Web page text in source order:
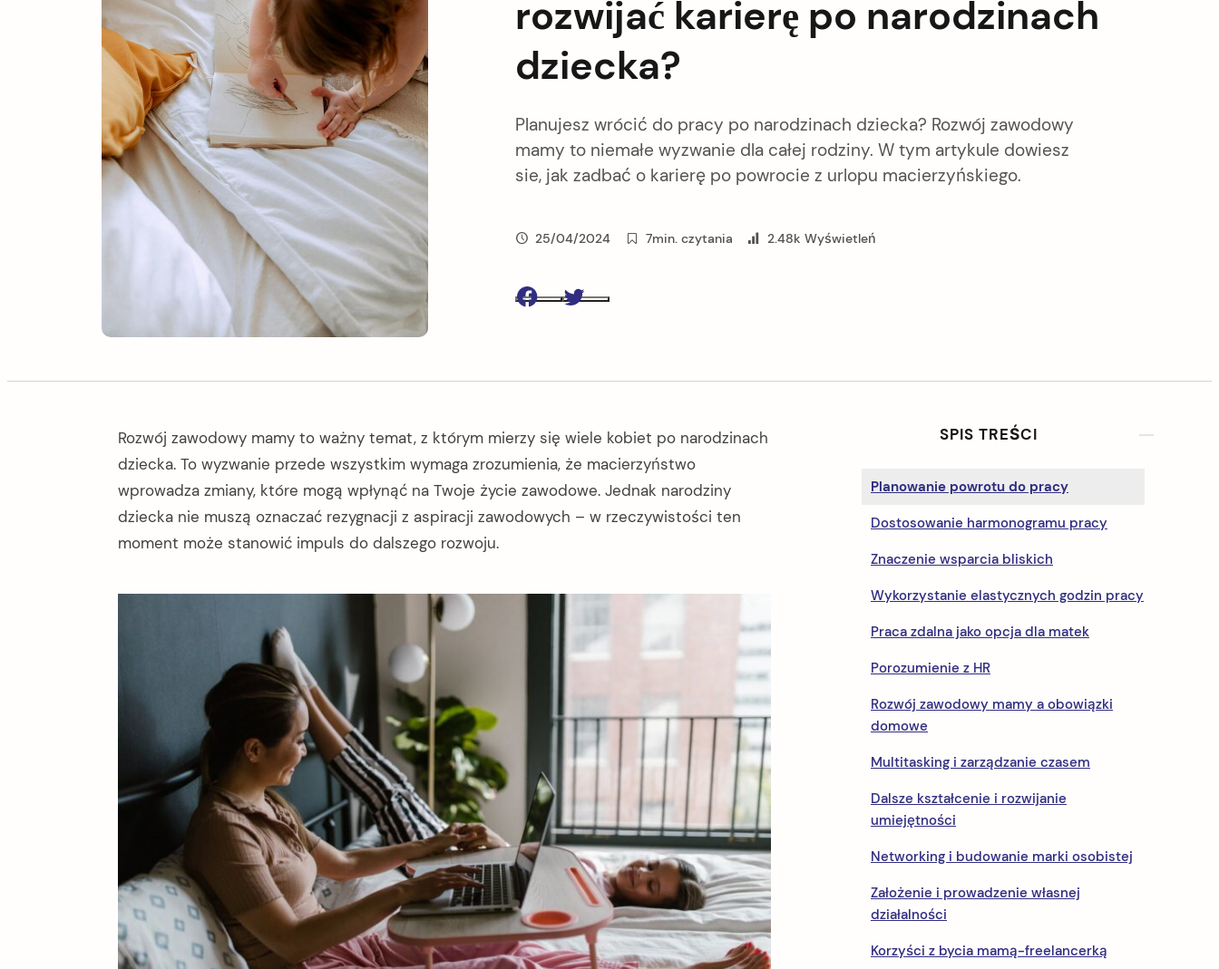
rozwijać karierę po narodzinach
dziecka?
Planujesz wrócić do pracy po narodzinach dziecka? Rozwój zawodowy
mamy to niemałe wyzwanie dla całej rodziny. W tym artykule dowiesz
sie, jak zadbać o karierę po powrocie z urlopu macierzyńskiego.
25/04/2024 7min. czytania 2.48k Wyświetleń
Facebook
Rozwój zawodowy mamy to ważny temat, z którym mierzy się wiele kobiet po narodzinach
dziecka. To wyzwanie przede wszystkim wymaga zrozumienia, że macierzyństwo
wprowadza zmiany, które mogą wpłynąć na Twoje życie zawodowe. Jednak narodziny
dziecka nie muszą oznaczać rezygnacji z aspiracji zawodowych – w rzeczywistości ten
moment może stanowić impuls do dalszego rozwoju.
d
b
SPIS TREŚCI
Planowanie powrotu do pracy
Dostosowanie harmonogramu pracy
Znaczenie wsparcia bliskich
Wykorzystanie elastycznych godzin pracy
Praca zdalna jako opcja dla matek
Porozumienie z HR
Rozwój zawodowy mamy a obowiązki
domowe
Multitasking i zarządzanie czasem
Dalsze kształcenie i rozwijanie
umiejętności
Networking i budowanie marki osobistej
Założenie i prowadzenie własnej
działalności
Korzyści z bycia mamą-freelancerką